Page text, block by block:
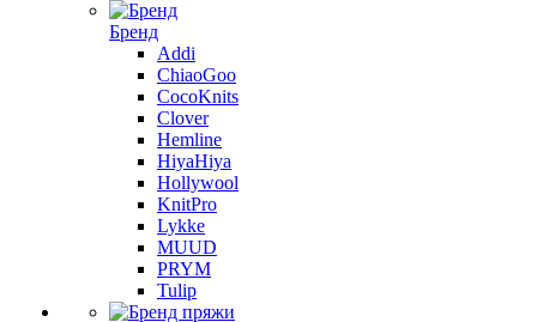
Бренд
Addi
ChiaoGoo
CocoKnits
Clover
Hemline
HiyaHiya
Hollywool
KnitPro
Lykke
MUUD
PRYM
Tulip